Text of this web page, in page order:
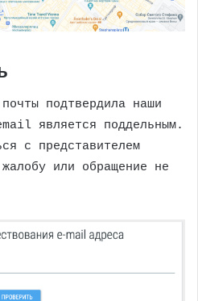
подтвердила наши
является поддельным.
с представителем
или обращение не